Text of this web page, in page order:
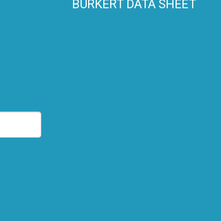
BURKERT DATA SHEET